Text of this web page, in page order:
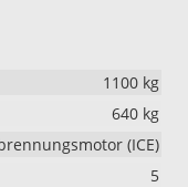
1100 kg
640 kg
(ICE)
5